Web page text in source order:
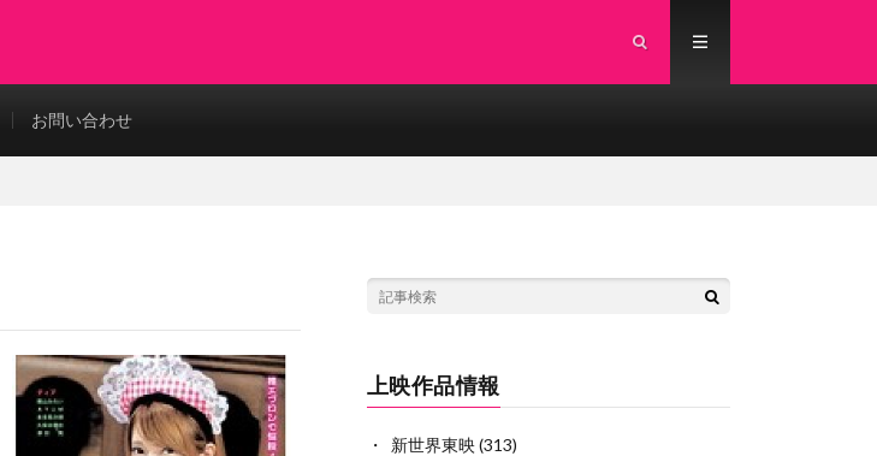
お問い合わせ
上映作品情報
新世界東映(313)